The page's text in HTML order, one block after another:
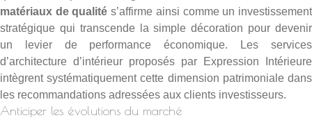
matériaux de qualité s’affirme ainsi comme un investissement
stratégique qui transcende la simple décoration pour devenir
un levier de performance économique. Les services
d’architecture d’intérieur proposés par Expression Intérieure
intègrent systématiquement cette dimension patrimoniale dans
les recommandations adressées aux clients investisseurs.
Anticiper les évolutions du marché